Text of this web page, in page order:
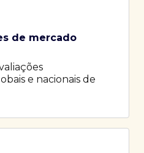
de mercado
e nacionais de